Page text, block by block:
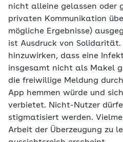
nicht alleine gelassen oder
privaten Kommunikation
mögliche Ergebnisse)
ist Ausdruck von
hinzuwirken, dass eine
insgesamt nicht als Makel
die freiwillige Meldung
App hemmen würde und
verbietet. Nicht-Nutzer
stigmatisiert werden.
Arbeit der Überzeugung zu